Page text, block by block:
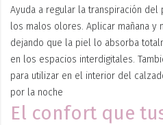
Ayuda a regular la transpiración del
los malos olores. Aplicar mañana y
dejando que la piel lo absorba
en los espacios interdigitales.
para utilizar en el interior del
por la noche
El confort que